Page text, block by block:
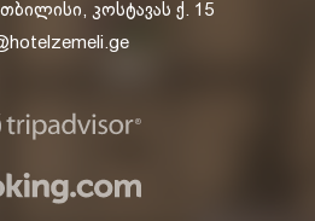
კოსტავას ქ. 15